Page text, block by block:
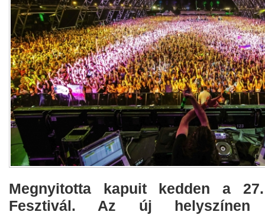
Megnyitotta kapuit kedden a
Fesztivál. Az új